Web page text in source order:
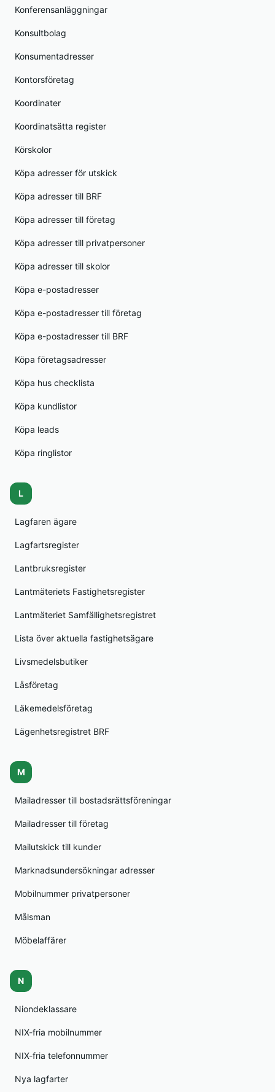
Konferensanläggningar
Konsultbolag
Konsumentadresser
Kontorsföretag
Koordinater
Koordinatsätta register
Körskolor
Köpa adresser för utskick
Köpa adresser till BRF
Köpa adresser till företag
Köpa adresser till privatpersoner
Köpa adresser till skolor
Köpa e-postadresser
Köpa e-postadresser till företag
Köpa e-postadresser till BRF
Köpa företagsadresser
Köpa hus checklista
Köpa kundlistor
Köpa leads
Köpa ringlistor
L
Lagfaren ägare
Lagfartsregister
Lantbruksregister
Lantmäteriets Fastighetsregister
Lantmäteriet Samfällighetsregistret
Lista över aktuella fastighetsägare
Livsmedelsbutiker
Låsföretag
Läkemedelsföretag
Lägenhetsregistret BRF
M
Mailadresser till bostadsrättsföreningar
Mailadresser till företag
Mailutskick till kunder
Marknadsundersökningar adresser
Mobilnummer privatpersoner
Målsman
Möbelaffärer
N
Niondeklassare
NIX-fria mobilnummer
NIX-fria telefonnummer
Nya lagfarter